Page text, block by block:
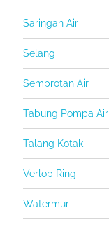
Saringan Air
Selang
Semprotan Air
Tabung Pompa Air
Talang Kotak
Verlop Ring
Watermur